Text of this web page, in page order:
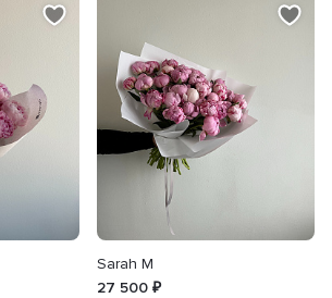
Sarah M
27 500 ₽